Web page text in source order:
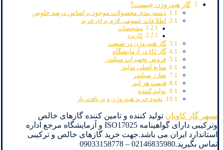
گاز هیدروژن چیست؟
دسته بندی محصولات موجود براساس درصد خلوص
اطلاعات عمومی لازم برای خرید
مشخصات
کاربرد
گاز هیدروژن در صنعت
گاز H2 در آزمایشگاه
فروش تجهیزات سیلندر
منابع اصلی تولید
شارژ سیلندر
قیمت هر لیتر
تولید کننده
نحوه خرید هیدروژن و دریافت بار
سپهر گاز کاویان تولید کننده و تامین کننده گازهای خالص
وترکیبی دارای گواهینامه ISO17025 و آزمایشگاه مرجع اداره
استاندارد ایران می باشد.جهت خرید گازهای خالص و ترکیبی
تماس بگیرید.02146835980 – 09033158778